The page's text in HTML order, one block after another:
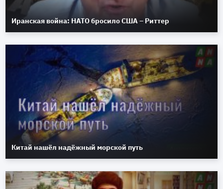
Иранская война: НАТО бросило США – Риттер
Китай нашёл надёжный морской путь